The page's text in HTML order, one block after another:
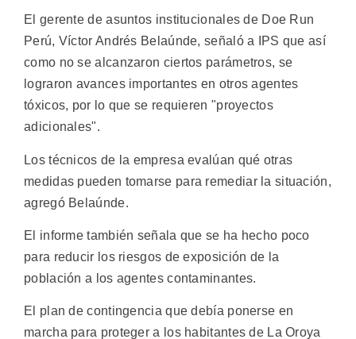
El gerente de asuntos institucionales de Doe Run
Perú, Víctor Andrés Belaúnde, señaló a IPS que así
como no se alcanzaron ciertos parámetros, se
lograron avances importantes en otros agentes
tóxicos, por lo que se requieren "proyectos
adicionales".
Los técnicos de la empresa evalúan qué otras
medidas pueden tomarse para remediar la situación,
agregó Belaúnde.
El informe también señala que se ha hecho poco
para reducir los riesgos de exposición de la
población a los agentes contaminantes.
El plan de contingencia que debía ponerse en
marcha para proteger a los habitantes de La Oroya